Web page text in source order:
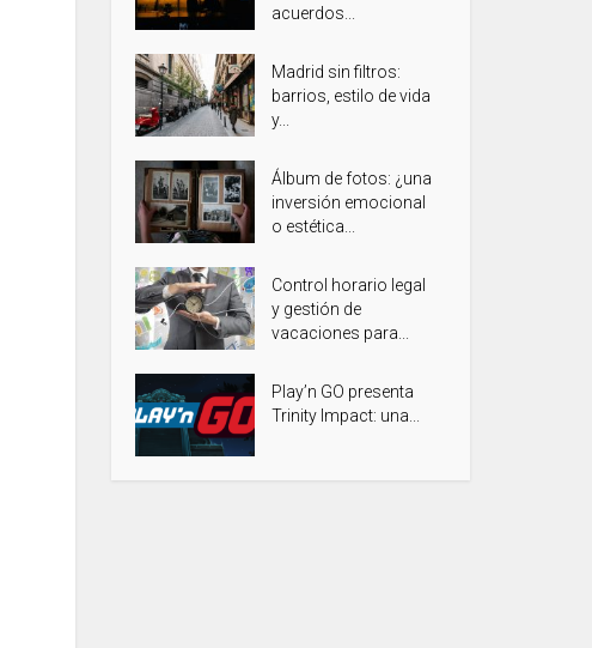
acuerdos...
Madrid sin filtros:
barrios, estilo de vida
y...
Álbum de fotos: ¿una
inversión emocional
o estética...
Control horario legal
y gestión de
vacaciones para...
Play’n GO presenta
Trinity Impact: una...